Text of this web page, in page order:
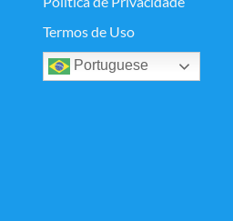
Termos de Uso
Portuguese